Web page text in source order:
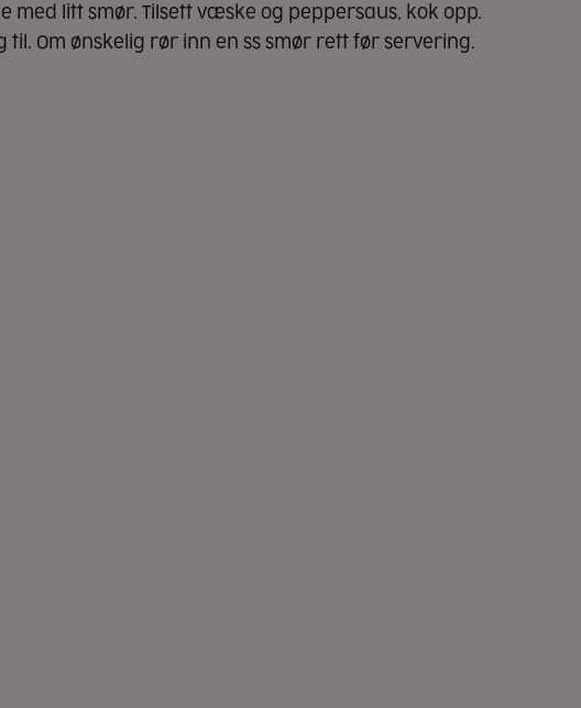
med litt smør. Tilsett væske og peppersaus, kok opp.
til. Om ønskelig rør inn en ss smør rett før servering.